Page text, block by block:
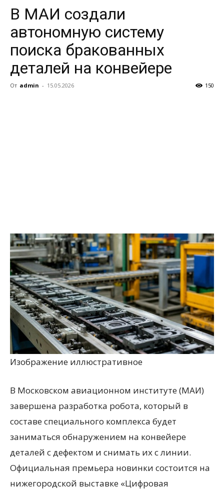
В МАИ создали
автономную систему
поиска бракованных
деталей на конвейере
От admin - 15.05.2026 150
Изображение иллюстративное
В Московском авиационном институте (МАИ)
завершена разработка робота, который в
составе специального комплекса будет
заниматься обнаружением на конвейере
деталей с дефектом и снимать их с линии.
Официальная премьера новинки состоится на
нижегородской выставке «Цифровая